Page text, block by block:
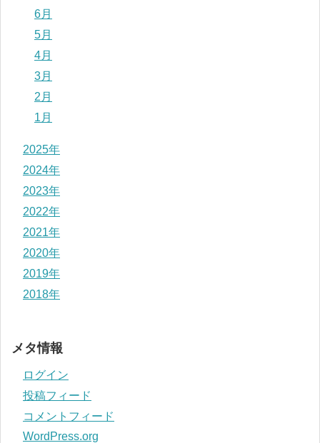
6月
5月
4月
3月
2月
1月
2025年
2024年
2023年
2022年
2021年
2020年
2019年
2018年
メタ情報
ログイン
投稿フィード
コメントフィード
WordPress.org